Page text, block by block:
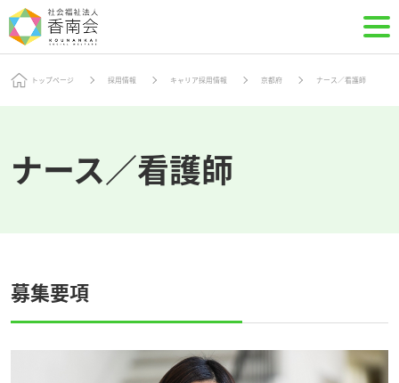
トップページ 採用情報 キャリア採用情報 京都府 ナース／看護師
ナース／看護師
募集要項